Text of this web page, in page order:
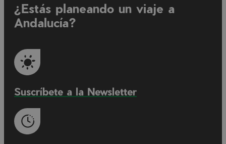
¿Estás planeando un viaje a
Andalucía?
Suscríbete a la Newsletter